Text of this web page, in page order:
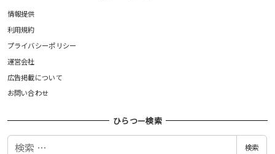
情報提供
利用規約
プライバシーポリシー
運営会社
広告掲載について
お問い合わせ
ひらつー検索
検
検索